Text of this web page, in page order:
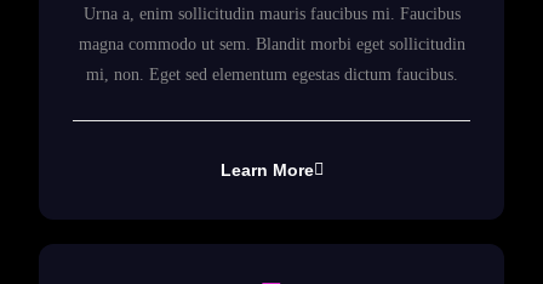
Urna a, enim sollicitudin mauris faucibus mi. Faucibus
magna commodo ut sem. Blandit morbi eget sollicitudin
mi, non. Eget sed elementum egestas dictum faucibus.
Learn More